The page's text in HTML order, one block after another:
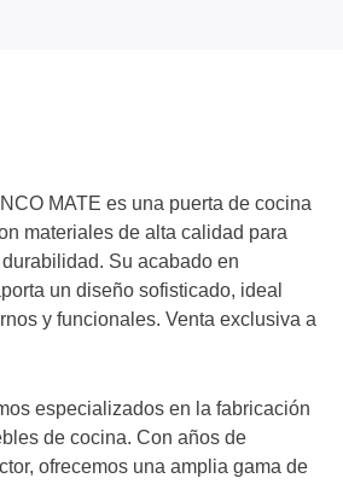
MATE es una puerta de cocina
materiales de alta calidad para
Su acabado en
un diseño sofisticado, ideal
y funcionales. Venta exclusiva a
especializados en la fabricación
de cocina. Con años de
ofrecemos una amplia gama de